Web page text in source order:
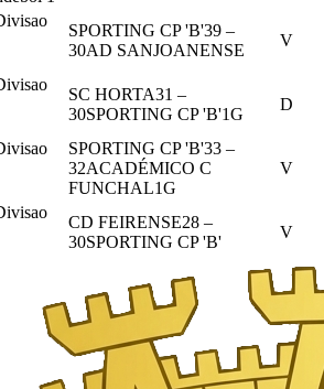
SPORTING CP 'B'39 –
30AD SANJOANENSE
V
SC HORTA31 –
30SPORTING CP 'B'1G
D
SPORTING CP 'B'33 –
32ACADÉMICO C
FUNCHAL1G
V
CD FEIRENSE28 –
30SPORTING CP 'B'
V